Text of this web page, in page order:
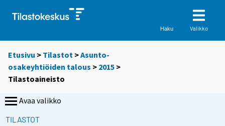
Haku Valikko
Etusivu > Tilastot >Asunto-
osakeyhtiöiden talous > 2015 >
Tilastoaineisto
Avaa valikko
TILASTOT